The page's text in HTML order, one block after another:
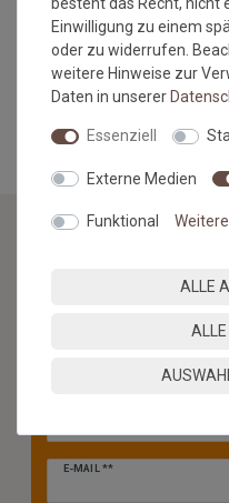
Anfertigungen kommen
Hinweis zum Versand:
Bordsteinkante geliefert.
MEHR INFORMATIONEN
Jetzt anmelden:
E-MAIL **
Newsletter
Einwilligung zu einem
oder zu widerrufen.
weitere Hinweise zur
Daten in unserer
Essenziell
Externe Medien
Funktional
ALLE